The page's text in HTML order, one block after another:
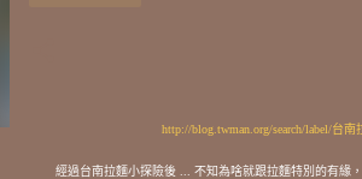
http://blog.twman.org/search/label/台南
經過台南拉麵小探險後 ... 不知為啥就跟拉麵特別的有緣